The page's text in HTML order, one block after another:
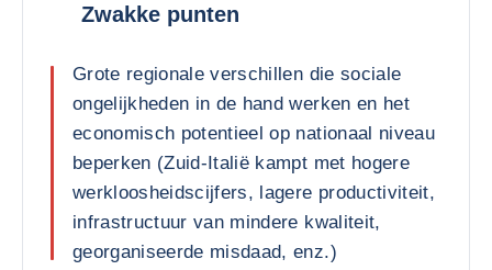
Zwakke punten
Grote regionale verschillen die sociale
ongelijkheden in de hand werken en het
economisch potentieel op nationaal niveau
beperken (Zuid-Italië kampt met hogere
werkloosheidscijfers, lagere productiviteit,
infrastructuur van mindere kwaliteit,
georganiseerde misdaad, enz.)